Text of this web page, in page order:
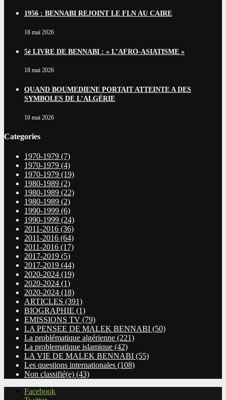
1956 : BENNABI REJOINT LE FLN AU CAIRE
18 mai 2026
5è LIVRE DE BENNABI : « L’AFRO-ASIATISME »
18 mai 2026
QUAND BOUMEDIENE PORTAIT ATTEINTE A DES
SYMBOLES DE L’ALGÉRIE
10 mai 2026
Categories
1970-1979 (7)
1970-1979 (4)
1970-1979 (19)
1980-1989 (2)
1980-1989 (22)
1980-1989 (2)
1990-1999 (6)
1990-1999 (24)
2011-2016 (36)
2011-2016 (64)
2011-2016 (17)
2017-2019 (5)
2017-2019 (44)
2020-2024 (19)
2020-2024 (1)
2020-2024 (18)
ARTICLES (391)
BIOGRAPHIE (1)
EMISSIONS TV (79)
LA PENSEE DE MALEK BENNABI (50)
La problématique algérienne (221)
La problematique islamique (42)
LA VIE DE MALEK BENNABI (55)
Les questions internationales (108)
Non classifié(e) (43)
Facebook